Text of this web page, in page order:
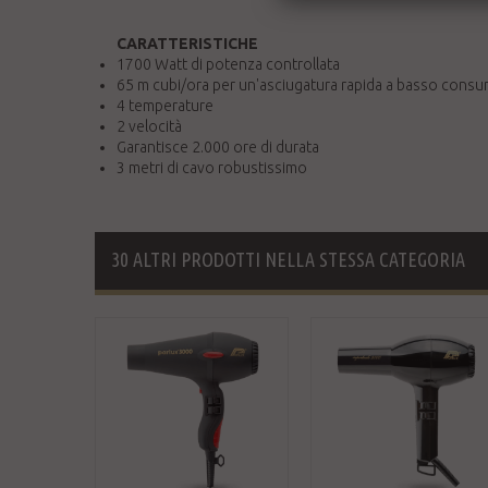
CARATTERISTICHE
1700 Watt di potenza controllata
65 m cubi/ora per un'asciugatura rapida a basso
4 temperature
2 velocità
Garantisce 2.000 ore di durata
3 metri di cavo robustissimo
30 ALTRI PRODOTTI NELLA STESSA CATEGORIA